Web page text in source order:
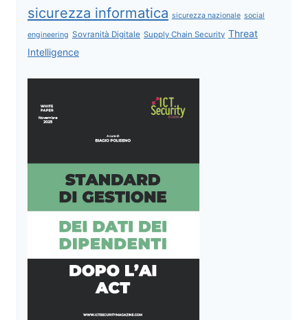
sicurezza informatica sicurezza nazionale social
engineering Sovranità Digitale Supply Chain Security Threat
Intelligence